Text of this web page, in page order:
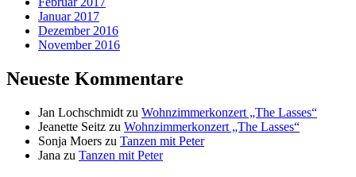
Januar 2017
Dezember 2016
November 2016
Neueste Kommentare
Jan Lochschmidt zu Wohnzimmerkonzert „The Lasses“
Jeanette Seitz zu Wohnzimmerkonzert „The Lasses“
Sonja Moers zu Tanzen mit Peter
Jana zu Tanzen mit Peter